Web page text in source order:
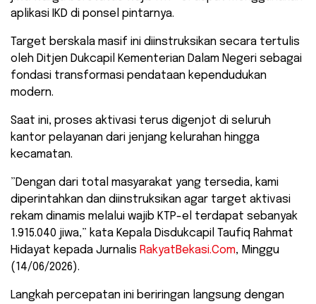
aplikasi IKD di ponsel pintarnya.
Target berskala masif ini diinstruksikan secara tertulis
oleh Ditjen Dukcapil Kementerian Dalam Negeri sebagai
fondasi transformasi pendataan kependudukan
modern.
Saat ini, proses aktivasi terus digenjot di seluruh
kantor pelayanan dari jenjang kelurahan hingga
kecamatan.
​”Dengan dari total masyarakat yang tersedia, kami
diperintahkan dan diinstruksikan agar target aktivasi
rekam dinamis melalui wajib KTP-el terdapat sebanyak
1.915.040 jiwa,” kata Kepala Disdukcapil Taufiq Rahmat
Hidayat kepada Jurnalis RakyatBekasi.Com, Minggu
(14/06/2026).
​Langkah percepatan ini beriringan langsung dengan